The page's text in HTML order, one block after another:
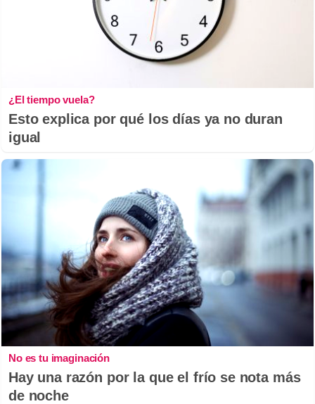
¿El tiempo vuela?
Esto explica por qué los días ya no duran
igual
No es tu imaginación
Hay una razón por la que el frío se nota más
de noche